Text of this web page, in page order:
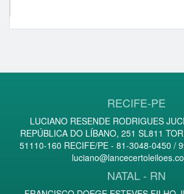
RECIFE-PE
LUCIANO RESENDE RODRIGUES
REPÚBLICA DO LÍBANO, 251 SL811
51110-160 RECIFE/PE - 81-3048-0450 /
NATAL - RN